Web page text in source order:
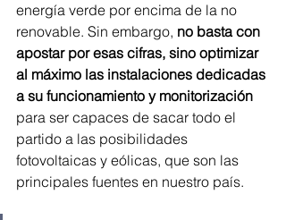
energía verde por encima de la no
renovable. Sin embargo, no basta con
apostar por esas cifras, sino optimizar
al máximo las instalaciones dedicadas
a su funcionamiento y monitorización
para ser capaces de sacar todo el
partido a las posibilidades
fotovoltaicas y eólicas, que son las
principales fuentes en nuestro país.